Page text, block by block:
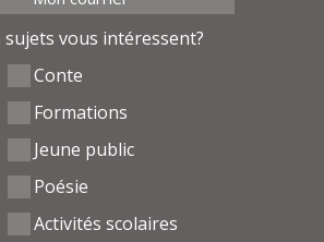
sujets vous intéressent?
Conte
Formations
Jeune public
Poésie
Activités scolaires